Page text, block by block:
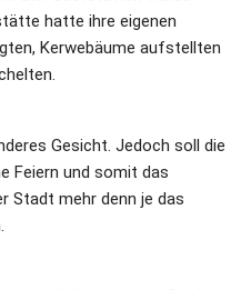
hatte ihre eigenen
Kerwebäume aufstellten
Gesicht. Jedoch soll die
Feiern und somit das
Stadt mehr denn je das